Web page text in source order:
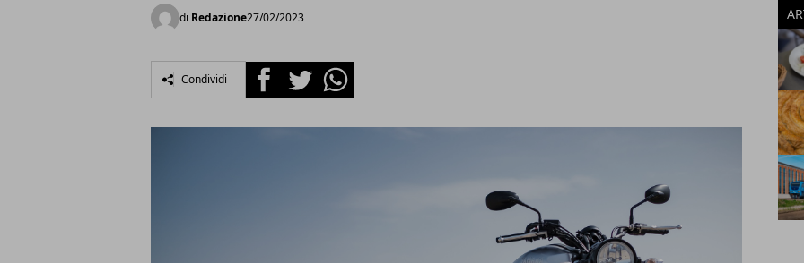
di Redazione27/02/2023
Condividi FacebookTwitterWhatsapp